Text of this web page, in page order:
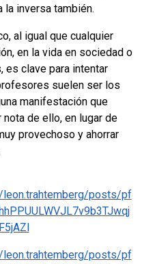
la inversa también.
al igual que cualquier
en la vida en sociedad o
es clave para intentar
suelen ser los
manifestación que
de ello, en lugar de
provechoso y ahorrar
posts/pf
posts/pf